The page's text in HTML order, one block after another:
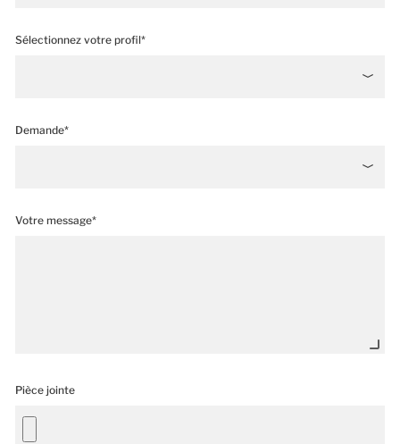
Sélectionnez votre profil*
Demande*
Votre message*
Pièce jointe